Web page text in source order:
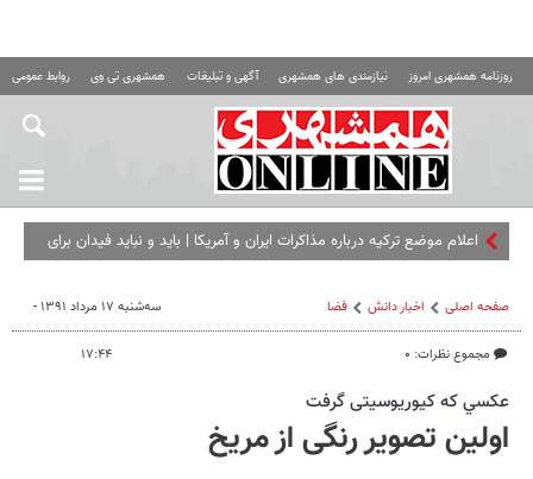
روزنامه همشهری امروز نیازمندی های همشهری آگهی و تبلیغات همشهری تی وی روابط عمومی
اعلام موضع ترکیه درباره مذاکرات ایران و آمریکا | باید و نباید فیدان برای
صفحه اصلی اخبار دانش فضا
مجموع نظرات: ۰
سه‌شنبه ۱۷ مرداد ۱۳۹۱ -
۱۷:۴۴
عكسي كه کیوریوسیتی گرفت
اولین تصویر رنگی از مریخ